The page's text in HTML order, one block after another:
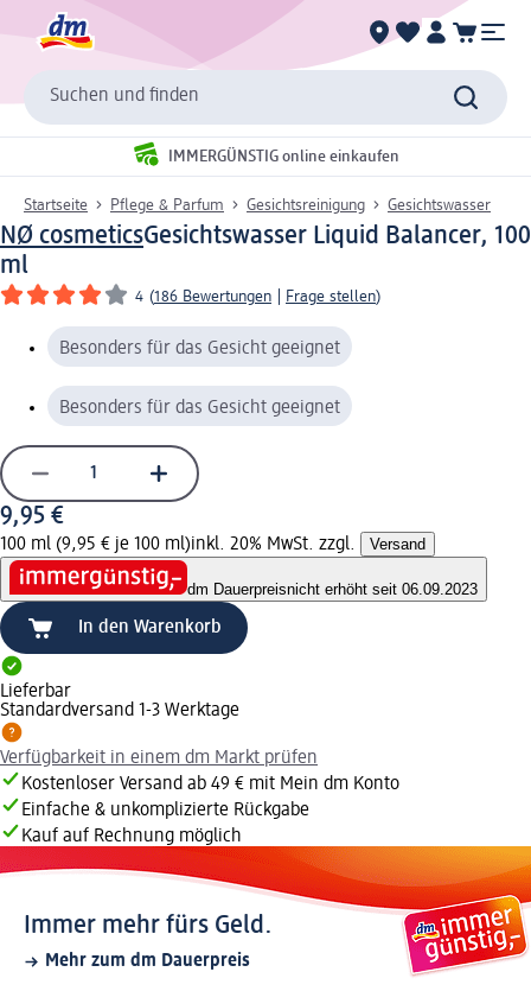
Suchen und finden
IMMERGÜNSTIG online einkaufen
Startseite Pflege & Parfum Gesichtsreinigung Gesichtswasser
NØ cosmeticsGesichtswasser Liquid Balancer, 100
ml
4 (186 Bewertungen Frage stellen)
Besonders für das Gesicht geeignet
Besonders für das Gesicht geeignet
9,95 €
100 ml (9,95 € je 100 ml)inkl. 20% MwSt. zzgl. Versand
dm Dauerpreisnicht erhöht seit 06.09.2023
In den Warenkorb
Lieferbar
Standardversand 1-3 Werktage
Verfügbarkeit in einem dm Markt prüfen
Kostenloser Versand ab 49 € mit Mein dm Konto
Einfache & unkomplizierte Rückgabe
Kauf auf Rechnung möglich
Immer mehr fürs Geld.
Mehr zum dm Dauerpreis